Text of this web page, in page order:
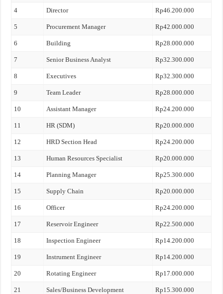
4 Director Rp46.200.000
5 Procurement Manager Rp42.000.000
6 Building Rp28.000.000
7 Senior Business Analyst Rp32.300.000
8 Executives Rp32.300.000
9 Team Leader Rp28.000.000
10 Assistant Manager Rp24.200.000
11 HR (SDM) Rp20.000.000
12 HRD Section Head Rp24.200.000
13 Human Resources Specialist Rp20.000.000
14 Planning Manager Rp25.300.000
15 Supply Chain Rp20.000.000
16 Officer Rp24.200.000
17 Reservoir Engineer Rp22.500.000
18 Inspection Engineer Rp14.200.000
19 Instrument Engineer Rp14.200.000
20 Rotating Engineer Rp17.000.000
21 Sales/Business Development Rp15.300.000